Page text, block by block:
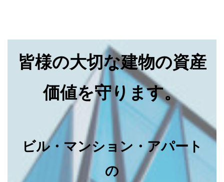
皆様の大切な建物の資産
価値を守ります。
ビル・マンション・アパート
の